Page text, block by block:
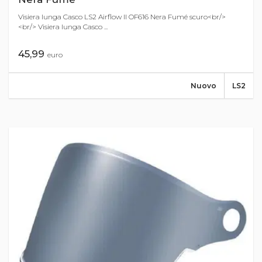
Visiera lunga Casco LS2 Airflow II OF616 Nera Fumé scuro<br/>
<br/> Visiera lunga Casco ...
45,99 euro
LS2
Nuovo